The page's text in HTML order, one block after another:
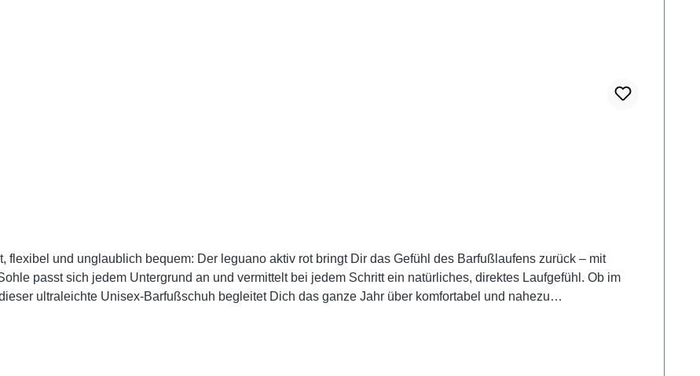
flexibel und unglaublich bequem: Der leguano aktiv rot bringt Dir das Gefühl des Barfußlaufens zurück – mit
passt sich jedem Untergrund an und vermittelt bei jedem Schritt ein natürliches, direktes Laufgefühl. Ob im
ultraleichte Unisex-Barfußschuh begleitet Dich das ganze Jahr über komfortabel und nahezu